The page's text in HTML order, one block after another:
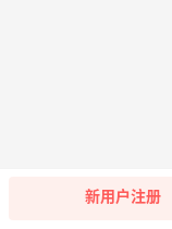
新用户注册